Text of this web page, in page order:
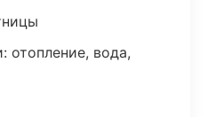
отопление, вода,